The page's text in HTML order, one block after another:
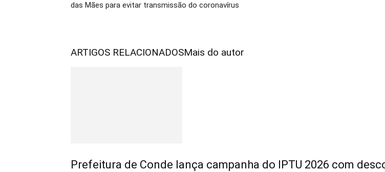
das Mães para evitar transmissão do coronavírus
ARTIGOS RELACIONADOSMais do autor
Prefeitura de Conde lança campanha do IPTU 2026 com